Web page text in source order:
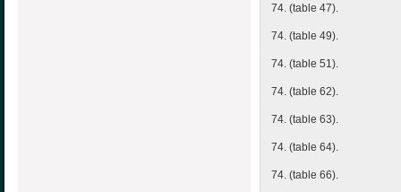
74. (table 47).
74. (table 49).
74. (table 51).
74. (table 62).
74. (table 63).
74. (table 64).
74. (table 66).